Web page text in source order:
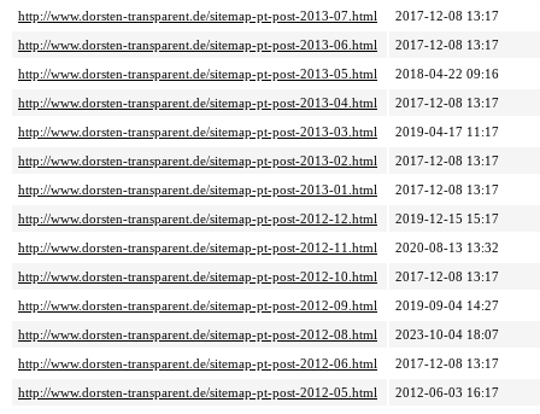
http://www.dorsten-transparent.de/sitemap-pt-post-2013-07.html
2017-12-08 13:17
http://www.dorsten-transparent.de/sitemap-pt-post-2013-06.html
2017-12-08 13:17
http://www.dorsten-transparent.de/sitemap-pt-post-2013-05.html
2018-04-22 09:16
http://www.dorsten-transparent.de/sitemap-pt-post-2013-04.html
2017-12-08 13:17
http://www.dorsten-transparent.de/sitemap-pt-post-2013-03.html
2019-04-17 11:17
http://www.dorsten-transparent.de/sitemap-pt-post-2013-02.html
2017-12-08 13:17
http://www.dorsten-transparent.de/sitemap-pt-post-2013-01.html
2017-12-08 13:17
http://www.dorsten-transparent.de/sitemap-pt-post-2012-12.html
2019-12-15 15:17
http://www.dorsten-transparent.de/sitemap-pt-post-2012-11.html
2020-08-13 13:32
http://www.dorsten-transparent.de/sitemap-pt-post-2012-10.html
2017-12-08 13:17
http://www.dorsten-transparent.de/sitemap-pt-post-2012-09.html
2019-09-04 14:27
http://www.dorsten-transparent.de/sitemap-pt-post-2012-08.html
2023-10-04 18:07
http://www.dorsten-transparent.de/sitemap-pt-post-2012-06.html
2017-12-08 13:17
http://www.dorsten-transparent.de/sitemap-pt-post-2012-05.html
2012-06-03 16:17